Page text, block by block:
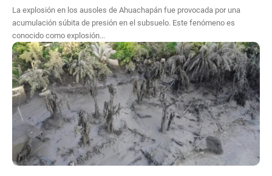
La explosión en los ausoles de Ahuachapán fue provocada por una
acumulación súbita de presión en el subsuelo. Este fenómeno es
conocido como explosión...